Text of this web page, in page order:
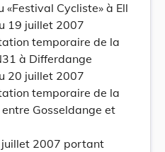
«Festival Cycliste» à Ell
19 juillet 2007
temporaire de la
à Differdange
20 juillet 2007
temporaire de la
Gosseldange et
2007 portant